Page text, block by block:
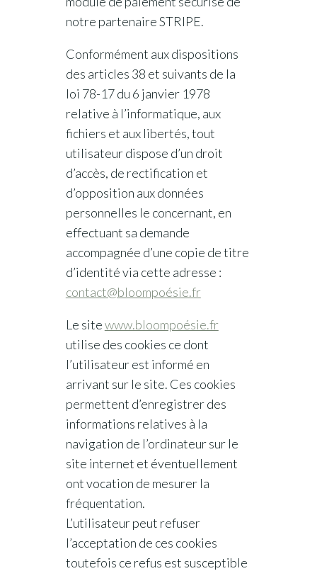
notre partenaire STRIPE.
Conformément aux dispositions
des articles 38 et suivants de la
loi 78-17 du 6 janvier 1978
relative à l’informatique, aux
fichiers et aux libertés, tout
utilisateur dispose d’un droit
d’accès, de rectification et
d’opposition aux données
personnelles le concernant, en
effectuant sa demande
accompagnée d’une copie de titre
d’identité via cette adresse :
contact@bloompoésie.fr
Le sitewww.bloompoésie.fr
utilise des cookies ce dont
l’utilisateur est informé en
arrivant sur le site. Ces cookies
permettent d’enregistrer des
informations relatives à la
navigation de l’ordinateur sur le
site internet et éventuellement
ont vocation de mesurer la
fréquentation.
L’utilisateur peut refuser
l’acceptation de ces cookies
toutefois ce refus est susceptible